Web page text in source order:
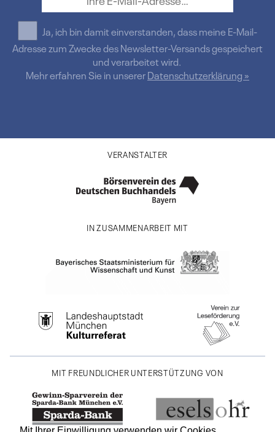
Ja, ich bin damit einverstanden, dass meine E-Mail-
Adresse zum Zwecke des Newsletter-Versands gespeichert
und verarbeitet wird.
Mehr erfahren Sie in unsererDatenschutzerklärung »
VERANSTALTER
IN ZUSAMMENARBEIT MIT
MIT FREUNDLICHER UNTERSTÜTZUNG VON